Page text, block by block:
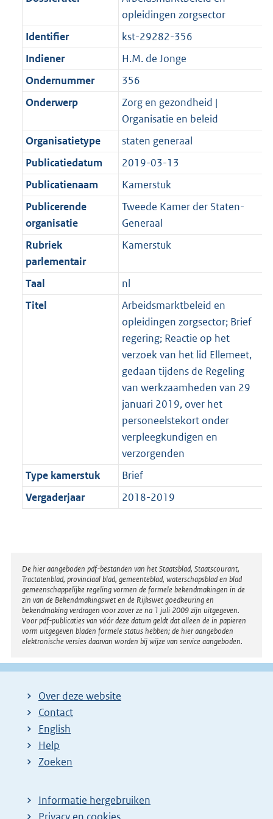
opleidingen zorgsector
Identifier
kst-29282-356
Indiener
H.M. de Jonge
Ondernummer
356
Onderwerp
Zorg en gezondheid |
Organisatie en beleid
Organisatietype
staten generaal
Publicatiedatum
2019-03-13
Publicatienaam
Kamerstuk
Publicerende
organisatie
Tweede Kamer der Staten-
Generaal
Rubriek
parlementair
Kamerstuk
Taal
nl
Titel
Arbeidsmarktbeleid en
opleidingen zorgsector; Brief
regering; Reactie op het
verzoek van het lid Ellemeet,
gedaan tijdens de Regeling
van werkzaamheden van 29
januari 2019, over het
personeelstekort onder
verpleegkundigen en
verzorgenden
Type kamerstuk
Brief
Vergaderjaar
2018-2019
Disclaimer
De hier aangeboden pdf-bestanden van het Staatsblad, Staatscourant,
Tractatenblad, provinciaal blad, gemeenteblad, waterschapsblad en blad
gemeenschappelijke regeling vormen de formele bekendmakingen in de
zin van de Bekendmakingswet en de Rijkswet goedkeuring en
bekendmaking verdragen voor zover ze na 1 juli 2009 zijn uitgegeven.
Voor pdf-publicaties van vóór deze datum geldt dat alleen de in papieren
vorm uitgegeven bladen formele status hebben; de hier aangeboden
elektronische versies daarvan worden bij wijze van service aangeboden.
Over deze website
Contact
English
Help
Zoeken
Informatie hergebruiken
Privacy en cookies